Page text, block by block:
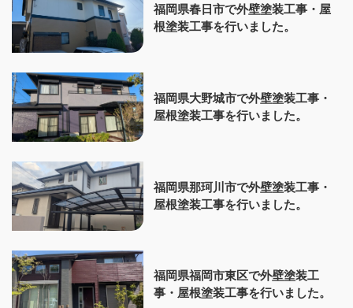
福岡県春日市で外壁塗装工事・屋
根塗装工事を行いました。
福岡県大野城市で外壁塗装工事・
屋根塗装工事を行いました。
福岡県那珂川市で外壁塗装工事・
屋根塗装工事を行いました。
福岡県福岡市東区で外壁塗装工
事・屋根塗装工事を行いました。